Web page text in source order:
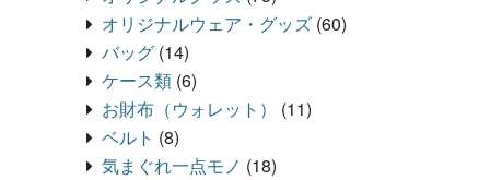
オリジナルウェア・グッズ (60)
バッグ (14)
ケース類 (6)
お財布（ウォレット）
(11)
ベルト (8)
気まぐれ一点モノ (18)